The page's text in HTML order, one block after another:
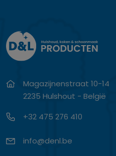
Magazijnenstraat 10-14
2235 Hulshout - België
+32 475 276 410
info@denl.be